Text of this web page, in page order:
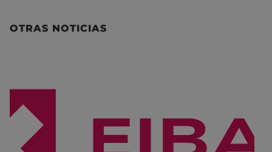
OTRAS NOTICIAS